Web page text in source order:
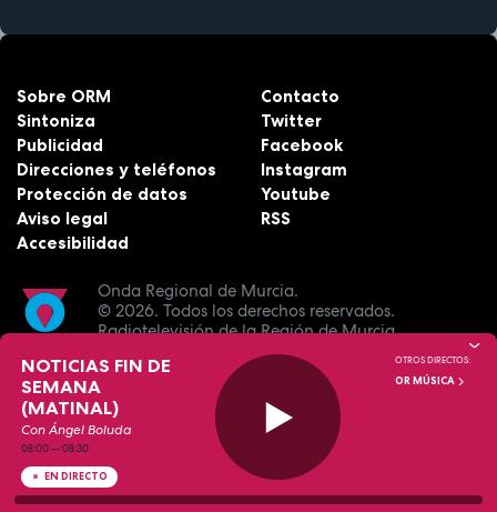
Onda Regional de Murcia.
© 2026. Todos los derechos reservados.
Radiotelevisión de la Región de Murcia.
Sobre ORM
Sintoniza
Publicidad
Direcciones y teléfonos
Protección de datos
Aviso legal
Accesibilidad
Contacto
Twitter
Facebook
Instagram
Youtube
RSS
NOTICIAS FIN DE
SEMANA
(MATINAL)
Con Ángel Boluda
08:00—08:30
EN DIRECTO
OTROS DIRECTOS:
OR MÚSICA